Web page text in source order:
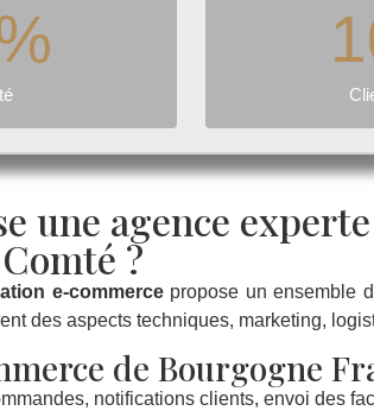
une agence
?
e-commercepropose un ensemble
des aspects techniques, marketing,
de Bourgogne
notifications clients, envoi des